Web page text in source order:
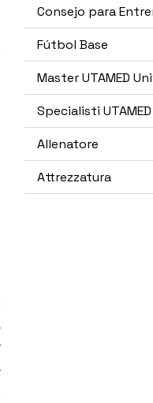
Consejo para
Fútbol Base
Master UTAMED
Specialisti
Allenatore
Attrezzatura